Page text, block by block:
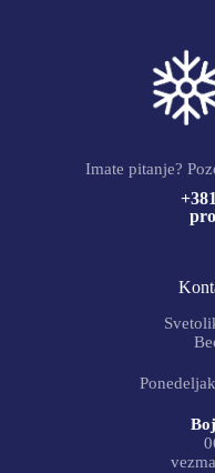
Imate pitanje?